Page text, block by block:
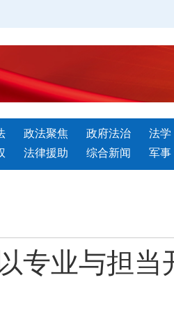
政法聚焦 政府法治
法学
法律援助 综合新闻 军事
专业与担